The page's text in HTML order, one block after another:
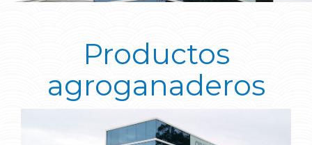
Productos
agroganaderos